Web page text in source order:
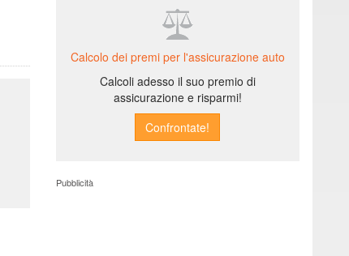
Calcolo dei premi per l'assicurazione auto
Calcoli adesso il suo premio di
assicurazione e risparmi!
Pubblicità